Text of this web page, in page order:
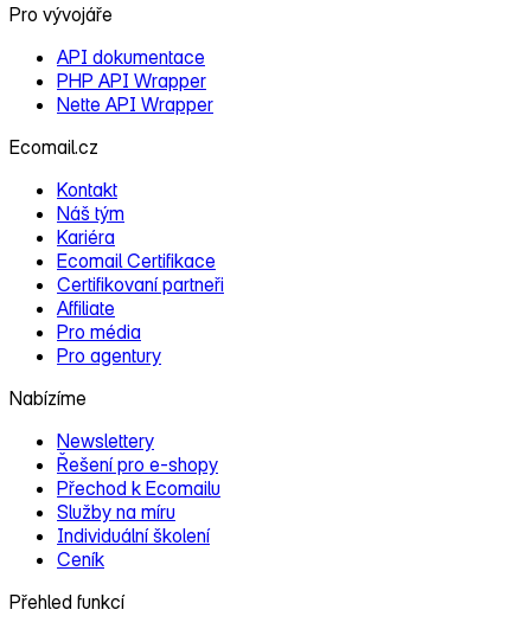
Pro vývojáře
API dokumentace
PHP API Wrapper
Nette API Wrapper
Ecomail.cz
Kontakt
Náš tým
Kariéra
Ecomail Certifikace
Certifikovaní partneři
Affiliate
Pro média
Pro agentury
Nabízíme
Newslettery
Řešení pro e‑shopy
Přechod k Ecomailu
Služby na míru
Individuální školení
Ceník
Přehled funkcí